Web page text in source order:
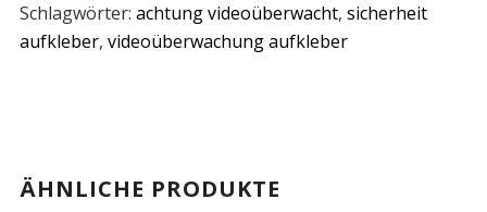
Schlagwörter: achtung videoüberwacht, sicherheit
aufkleber, videoüberwachung aufkleber
ÄHNLICHE PRODUKTE